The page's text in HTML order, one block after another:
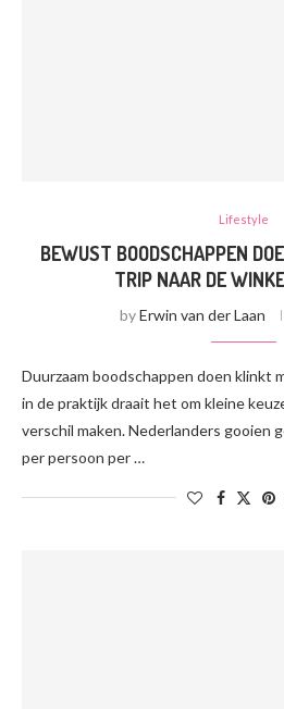
Lifestyle
BEWUST BOODSCHAPPEN
TRIP NAAR DE
byErwin van der Laan
Duurzaam boodschappen doen klinkt
in de praktijk draait het om kleine
verschil maken. Nederlanders gooien
per persoon per …